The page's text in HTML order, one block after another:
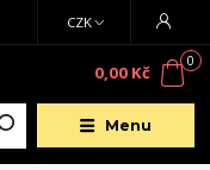
Menu
CZK
0
0,00 Kč